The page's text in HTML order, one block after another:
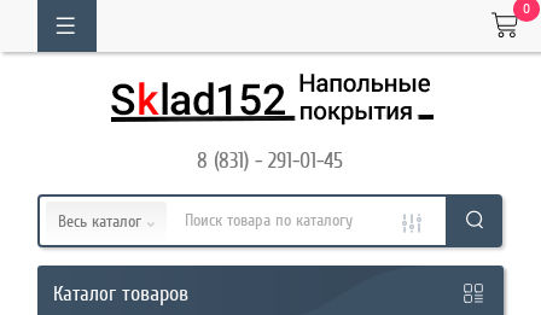
Обратный
звонок
0
8 (831) - 291-01-45
Весь каталог
Каталог товаров